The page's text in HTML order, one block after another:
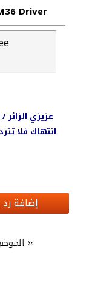
Driver
عزيزي
انتهاك فلا
إضافة رد
«